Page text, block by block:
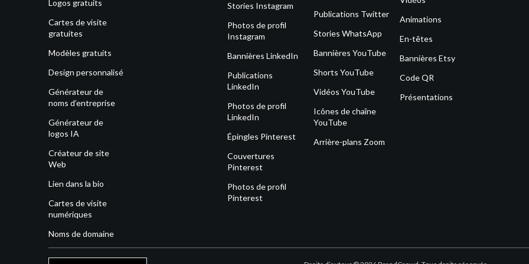
Logos gratuits
Cartes de visite
gratuites
Modèles gratuits
Design personnalisé
Générateur de
noms d’entreprise
Générateur de
logos IA
Créateur de site
Web
Lien dans la bio
Cartes de visite
numériques
Noms de domaine
Stories Instagram
Photos de profil
Instagram
Bannières LinkedIn
Publications
LinkedIn
Photos de profil
LinkedIn
Épingles Pinterest
Couvertures
Pinterest
Photos de profil
Pinterest
Publications Twitter
Stories WhatsApp
Bannières YouTube
Shorts YouTube
Vidéos YouTube
Icônes de chaîne
YouTube
Arrière-plans Zoom
Animations
En-têtes
Bannières Etsy
Code QR
Présentations